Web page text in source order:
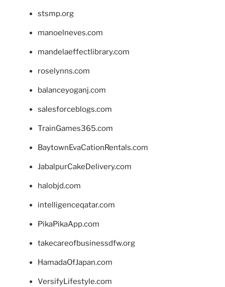
stsmp.org
manoelneves.com
mandelaeffectlibrary.com
roselynns.com
balanceyoganj.com
salesforceblogs.com
TrainGames365.com
BaytownEvaCationRentals.com
JabalpurCakeDelivery.com
halobjd.com
intelligenceqatar.com
PikaPikaApp.com
takecareofbusinessdfw.org
HamadaOfJapan.com
VersifyLifestyle.com